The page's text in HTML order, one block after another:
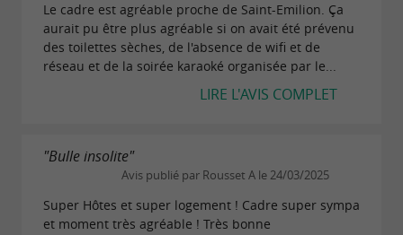
Le cadre est agréable proche de Saint-Emilion. Ça
aurait pu être plus agréable si on avait été prévenu
des toilettes sèches, de l'absence de wifi et de
réseau et de la soirée karaoké organisée par le...
LIRE L'AVIS COMPLET
"Bulle insolite"
Avis publié par Rousset A le 24/03/2025
Super Hôtes et super logement ! Cadre super sympa
et moment très agréable ! Très bonne